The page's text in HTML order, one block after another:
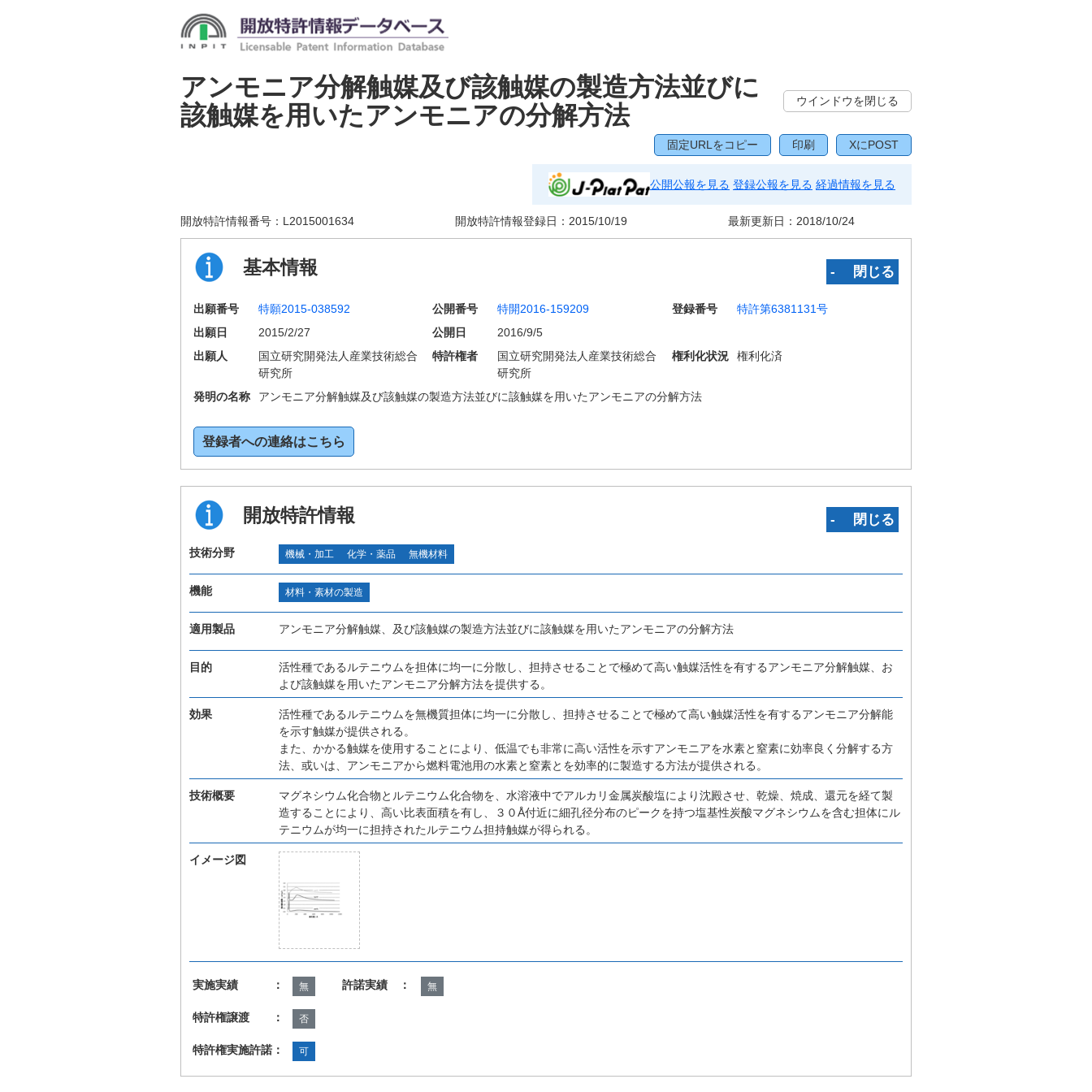
アンモニア分解触媒及び該触媒の製造方法並びに
該触媒を用いたアンモニアの分解方法
ウインドウを閉じる
固定URLをコピー 印刷 XにPOST
公開公報を見る 登録公報を見る 経過情報を見る
開放特許情報番号： L2015001634 開放特許情報登録日： 2015/10/19 最新更新日： 2018/10/24
基本情報 ‐ 閉じる
出願番号 特願2015-038592 公開番号 特開2016-159209 登録番号
特許第6381131号
出願日
2015/2/27 公開日
2016/9/5
出願人
国立研究開発法人産業技術総合
研究所
特許権者
国立研究開発法人産業技術総合
研究所
権利化状況 権利化済
発明の名称 アンモニア分解触媒及び該触媒の製造方法並びに該触媒を用いたアンモニアの分解方法
登録者への連絡はこちら
開放特許情報 ‐ 閉じる
技術分野 機械・加工 化学・薬品 無機材料
機能 材料・素材の製造
適用製品 アンモニア分解触媒、及び該触媒の製造方法並びに該触媒を用いたアンモニアの分解方法
目的
活性種であるルテニウムを担体に均一に分散し、担持させることで極めて高い触媒活性を有するアンモニア分解触媒、お
よび該触媒を用いたアンモニア分解方法を提供する。
効果
活性種であるルテニウムを無機質担体に均一に分散し、担持させることで極めて高い触媒活性を有するアンモニア分解能
を示す触媒が提供される。
また、かかる触媒を使用することにより、低温でも非常に高い活性を示すアンモニアを水素と窒素に効率良く分解する方
法、或いは、アンモニアから燃料電池用の水素と窒素とを効率的に製造する方法が提供される。
技術概要
マグネシウム化合物とルテニウム化合物を、水溶液中でアルカリ金属炭酸塩により沈殿させ、乾燥、焼成、還元を経て製
造することにより、高い比表面積を有し、３０Å付近に細孔径分布のピークを持つ塩基性炭酸マグネシウムを含む担体にル
テニウムが均一に担持されたルテニウム担持触媒が得られる。
イメージ図
実施実績 ： 無 許諾実績 ： 無
特許権譲渡 ： 否
特許権実施許諾： 可